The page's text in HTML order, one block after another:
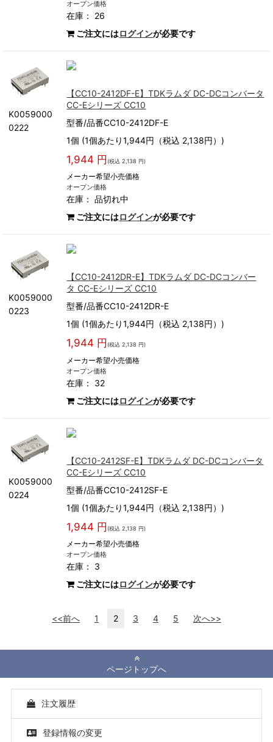
オープン価格
在庫： 26
ご注文にはログインが必要です
K0059000
0222
【CC10-2412DF-E】TDKラムダ DC-DCコンバータ
CC-Eシリーズ CC10
型番/品番CC10-2412DF-E
1個 (1個あたり1,944円（税込 2,138円）)
1,944 円 (税込 2,138 円)
メーカー希望小売価格
オープン価格
在庫：品切れ中
ご注文にはログインが必要です
K0059000
0223
【CC10-2412DR-E】TDKラムダ DC-DCコンバー
タ CC-Eシリーズ CC10
型番/品番CC10-2412DR-E
1個 (1個あたり1,944円（税込 2,138円）)
1,944 円 (税込 2,138 円)
メーカー希望小売価格
オープン価格
在庫： 32
ご注文にはログインが必要です
K0059000
0224
【CC10-2412SF-E】TDKラムダ DC-DCコンバータ
CC-Eシリーズ CC10
型番/品番CC10-2412SF-E
1個 (1個あたり1,944円（税込 2,138円）)
1,944 円 (税込 2,138 円)
メーカー希望小売価格
オープン価格
在庫： 3
ご注文にはログインが必要です
<<前へ 1 2 3 4 5 次へ>>
ページトップへ
注文履歴
登録情報の変更